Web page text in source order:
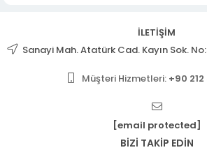
İLETİŞİM
Sanayi Mah. Atatürk Cad. Kayın Sok.
Müşteri Hizmetleri: +90
[email protected]
BİZİ TAKİP EDİN